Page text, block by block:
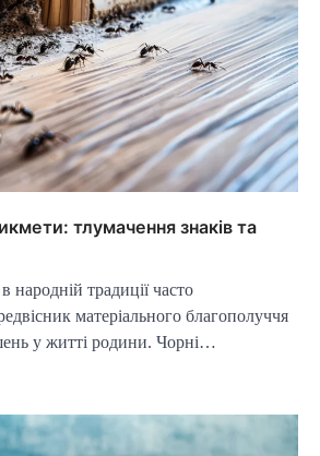
тлумачення знаків та
народній традиції часто
матеріального благополуччя
у житті родини. Чорні…